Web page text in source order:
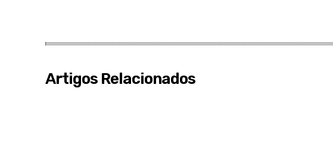
Artigos Relacionados